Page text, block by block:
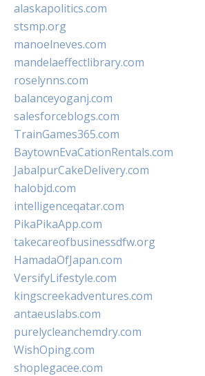
alaskapolitics.com
stsmp.org
manoelneves.com
mandelaeffectlibrary.com
roselynns.com
balanceyoganj.com
salesforceblogs.com
TrainGames365.com
BaytownEvaCationRentals.com
JabalpurCakeDelivery.com
halobjd.com
intelligenceqatar.com
PikaPikaApp.com
takecareofbusinessdfw.org
HamadaOfJapan.com
VersifyLifestyle.com
kingscreekadventures.com
antaeuslabs.com
purelycleanchemdry.com
WishOping.com
shoplegacee.com